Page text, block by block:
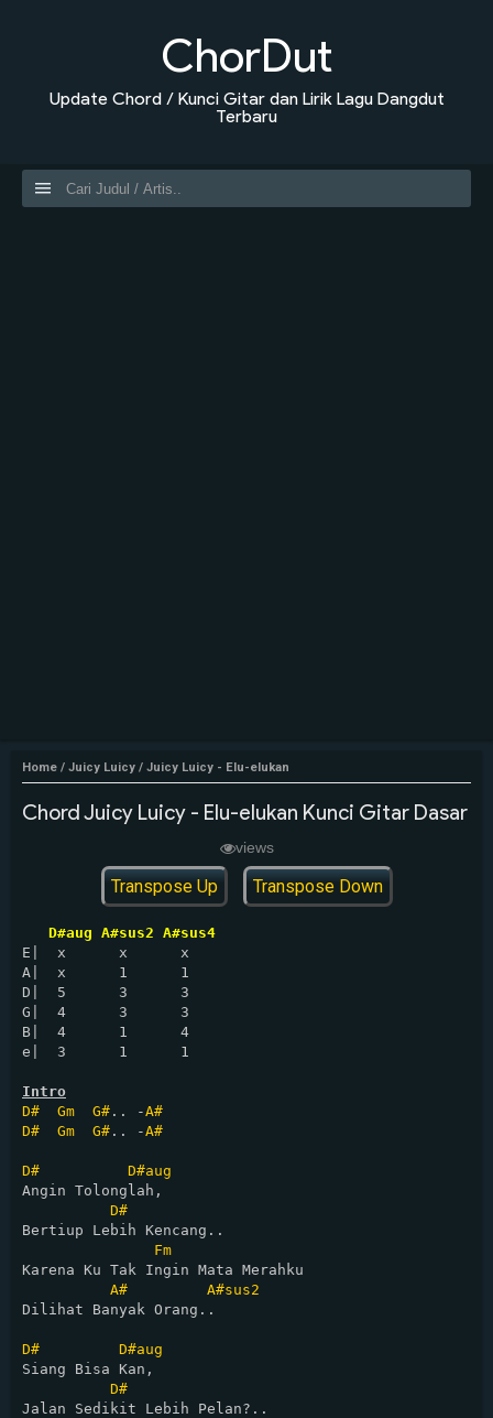
ChorDut
Update Chord / Kunci Gitar dan Lirik Lagu Dangdut
Terbaru
Home / Juicy Luicy / Juicy Luicy - Elu-elukan
Chord Juicy Luicy - Elu-elukan Kunci Gitar Dasar
views
Transpose Up Transpose Down
D#aug A#sus2 A#sus4
E|  x      x      x
A|  x      1      1
D|  5      3      3
G|  4      3      3
B|  4      1      4
e|  3      1      1
Intro
D#
Gm G# .. -A#
D#
Gm G# .. -A#
D#
D#aug
Angin Tolonglah,
D#
Bertiup Lebih Kencang..
Fm
Karena Ku Tak Ingin Mata Merahku
A#
A#sus2
Dilihat Banyak Orang..
D#
D#aug
Siang Bisa Kan,
D#
Jalan Sedikit Lebih Pelan?..